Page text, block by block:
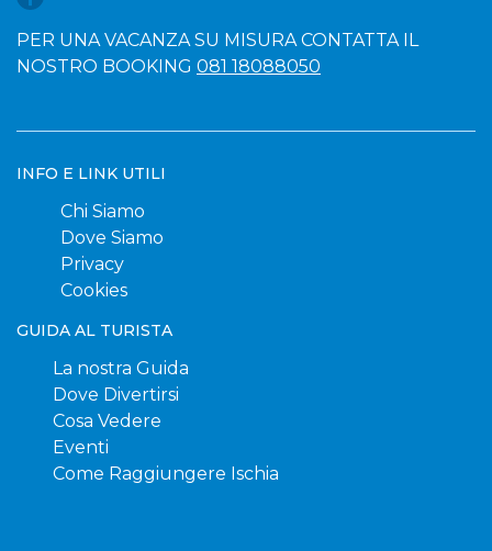
PER UNA VACANZA SU MISURA CONTATTA IL
NOSTRO BOOKING 081 18088050
INFO E LINK UTILI
Chi Siamo
Dove Siamo
Privacy
Cookies
GUIDA AL TURISTA
La nostra Guida
Dove Divertirsi
Cosa Vedere
Eventi
Come Raggiungere Ischia